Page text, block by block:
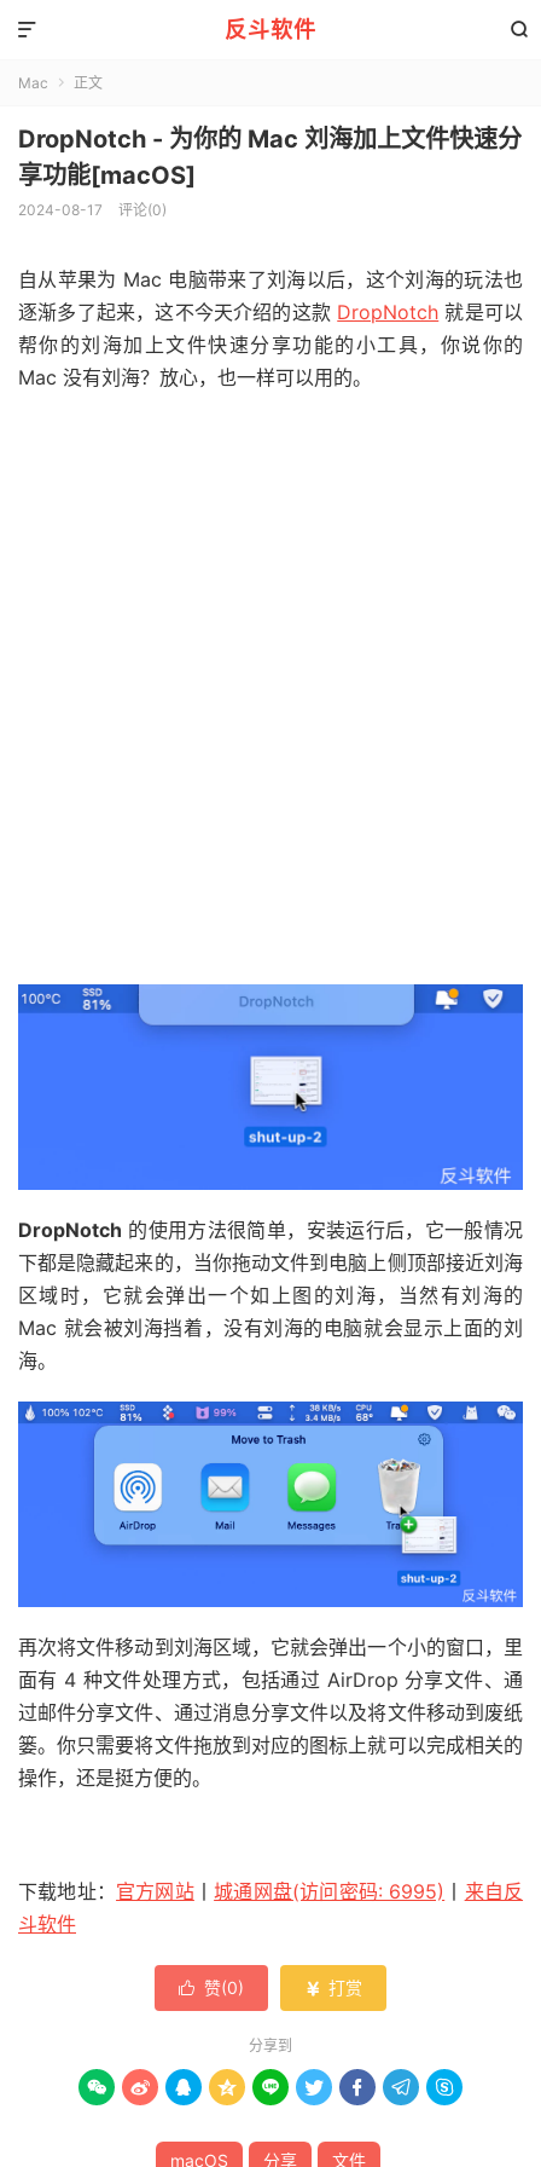
反斗软件 

Mac  正文
DropNotch - 为你的 Mac 刘海加上文件快速分
享功能[macOS]
2024-08-17 评论(0)
自从苹果为 Mac 电脑带来了刘海以后，这个刘海的玩法也
逐渐多了起来，这不今天介绍的这款 DropNotch 就是可以
帮你的刘海加上文件快速分享功能的小工具，你说你的
Mac 没有刘海？放心，也一样可以用的。
DropNotch 的使用方法很简单，安装运行后，它一般情况
下都是隐藏起来的，当你拖动文件到电脑上侧顶部接近刘海
区域时，它就会弹出一个如上图的刘海，当然有刘海的
Mac 就会被刘海挡着，没有刘海的电脑就会显示上面的刘
海。
再次将文件移动到刘海区域，它就会弹出一个小的窗口，里
面有 4 种文件处理方式，包括通过 AirDrop 分享文件、通
过邮件分享文件、通过消息分享文件以及将文件移动到废纸
篓。你只需要将文件拖放到对应的图标上就可以完成相关的
操作，还是挺方便的。
下载地址： 官方网站丨城通网盘(访问密码: 6995)
来自反
斗软件
 赞(0)  打赏
分享到
        
macOS 分享 文件